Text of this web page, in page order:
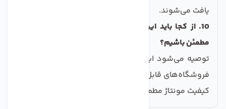
یافت می‌شوند.
10. از کجا باید این دستگاه را تهیه کنیم تا از کیفیت آن
مطمئن باشیم؟
توصیه می‌شود این محصول را از نمایندگی‌های معتبر یا
فروشگاه‌های قابل اعتماد تهیه کنید تا از اصالت قطعات و
کیفیت مونتاژ مطمئن باشید.